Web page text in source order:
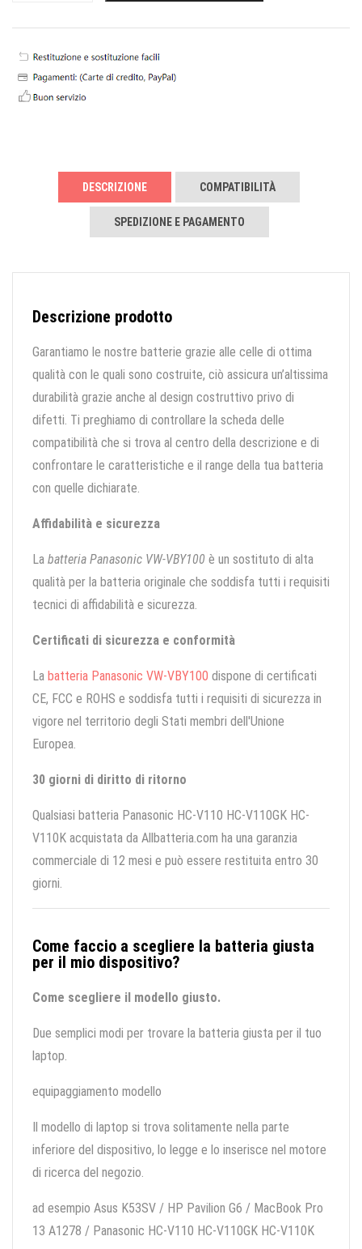
DESCRIZIONE COMPATIBILITÀ
SPEDIZIONE E PAGAMENTO
Descrizione prodotto
Garantiamo le nostre batterie grazie alle celle di ottima
qualità con le quali sono costruite, ciò assicura un’altissima
durabilità grazie anche al design costruttivo privo di
difetti. Ti preghiamo di controllare la scheda delle
compatibilità che si trova al centro della descrizione e di
confrontare le caratteristiche e il range della tua batteria
con quelle dichiarate.
Affidabilità e sicurezza
La batteria Panasonic VW-VBY100 è un sostituto di alta
qualità per la batteria originale che soddisfa tutti i requisiti
tecnici di affidabilità e sicurezza.
Certificati di sicurezza e conformità
La batteria Panasonic VW-VBY100 dispone di certificati
CE, FCC e ROHS e soddisfa tutti i requisiti di sicurezza in
vigore nel territorio degli Stati membri dell'Unione
Europea.
30 giorni di diritto di ritorno
Qualsiasi batteria Panasonic HC-V110 HC-V110GK HC-
V110K acquistata da Allbatteria.com ha una garanzia
commerciale di 12 mesi e può essere restituita entro 30
giorni.
Come faccio a scegliere la batteria giusta
per il mio dispositivo?
Come scegliere il modello giusto.
Due semplici modi per trovare la batteria giusta per il tuo
laptop.
equipaggiamento modello
Il modello di laptop si trova solitamente nella parte
inferiore del dispositivo, lo legge e lo inserisce nel motore
di ricerca del negozio.
ad esempio Asus K53SV / HP Pavilion G6 / MacBook Pro
13 A1278 / Panasonic HC-V110 HC-V110GK HC-V110K